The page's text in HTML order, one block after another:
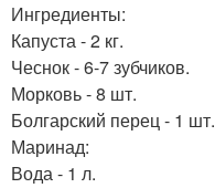
Ингредиенты:
Капуста - 2 кг.
Чеснок - 6-7 зубчиков.
Морковь - 8 шт.
Болгарский перец - 1 шт.
Маринад:
Вода - 1 л.